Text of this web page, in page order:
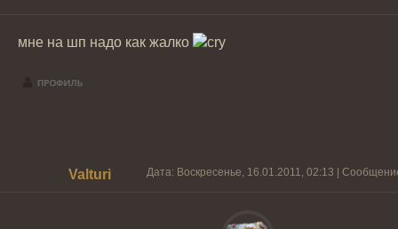
мне на шп надо как жалко
Valturi Дата: Воскресенье, 16.01.2011, 02:13 |